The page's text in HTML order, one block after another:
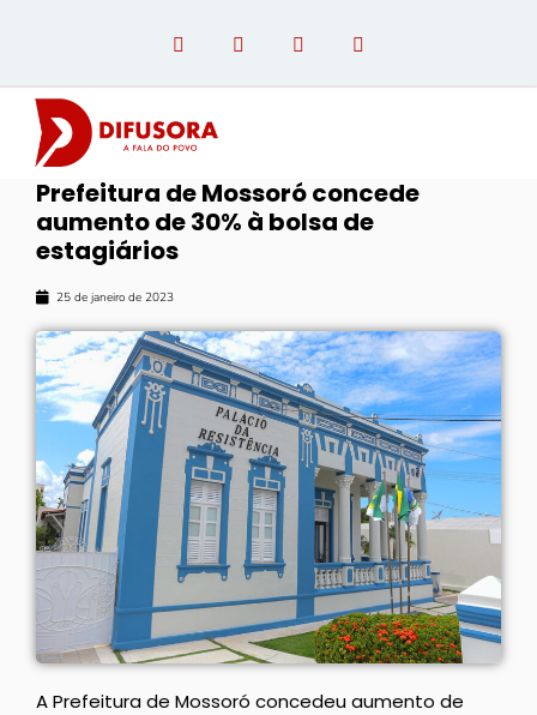
Prefeitura de Mossoró concede
aumento de 30% à bolsa de
estagiários
25 de janeiro de 2023
A Prefeitura de Mossoró concedeu aumento de